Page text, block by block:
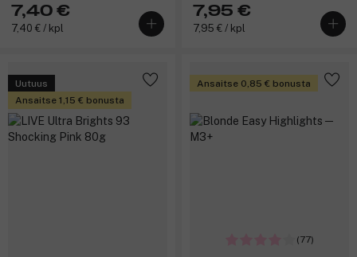
7,40 €
7,40 € / kpl
7,95 €
7,95 € / kpl
Uutuus
Ansaitse 1,15 € bonusta
Ansaitse 0,85 € bonusta
(77)